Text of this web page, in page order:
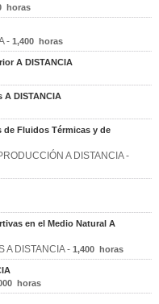
horas
- 1,400 horas
A DISTANCIA
A DISTANCIA
de Fluidos Térmicas y de
A DISTANCIA -
en el Medio Natural A
A DISTANCIA - 1,400 horas
horas